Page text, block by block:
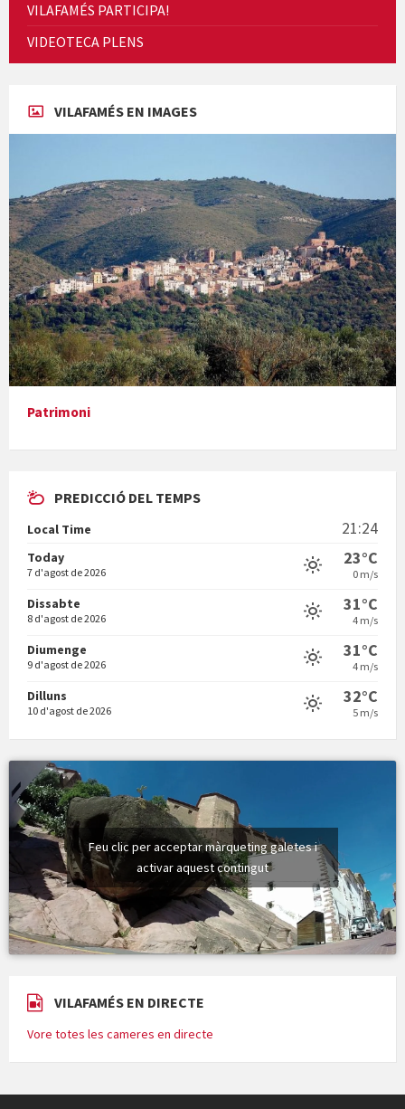
Cicle de Cine i Dones rurals
Concerts al Museu
Presentació del llibre &quot;La mare&quot;, d'Emma Zafon
En Bum
Vermuts a la Font. Hit parit
VILAFAMÉS PARTICIPA!
VIDEOTECA PLENS
VILAFAMÉS EN IMAGES
Patrimoni
PREDICCIÓ DEL TEMPS
Local Time 21:24
Today
7 d'agost de 2026
23°C
0 m/s
Dissabte
8 d'agost de 2026
31°C
4 m/s
Diumenge
9 d'agost de 2026
31°C
4 m/s
Dilluns
10 d'agost de 2026
32°C
5 m/s
Feu clic per acceptar màrqueting galetes i
activar aquest contingut
VILAFAMÉS EN DIRECTE
Vore totes les cameres en directe